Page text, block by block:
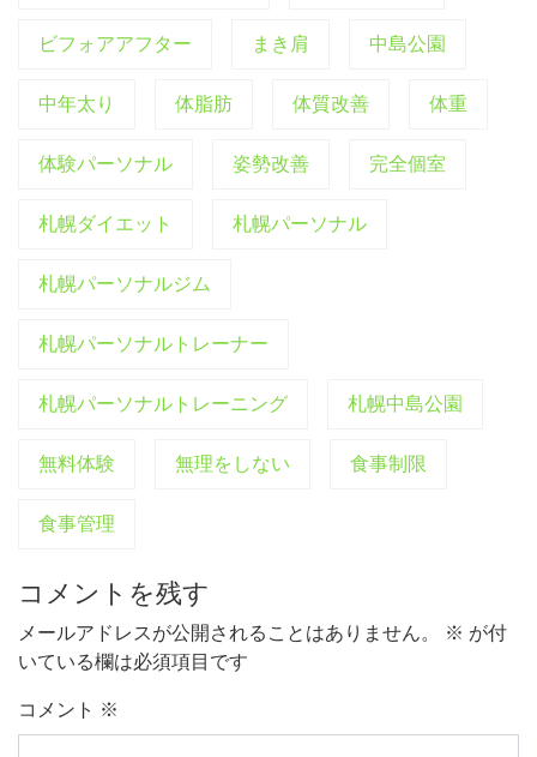
ビフォアアフター まき肩 中島公園
中年太り 体脂肪 体質改善 体重
体験パーソナル 姿勢改善 完全個室
札幌ダイエット 札幌パーソナル
札幌パーソナルジム
札幌パーソナルトレーナー
札幌パーソナルトレーニング 札幌中島公園
無料体験 無理をしない 食事制限
食事管理
コメントを残す
メールアドレスが公開されることはありません。 ※ が付
いている欄は必須項目です
コメント ※